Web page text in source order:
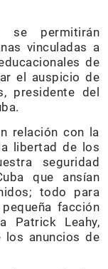
se permitirán
vinculadas a
de
el auspicio de
presidente del
relación con la
libertad de los
seguridad
que ansían
todo para
facción
Patrick Leahy,
los anuncios de